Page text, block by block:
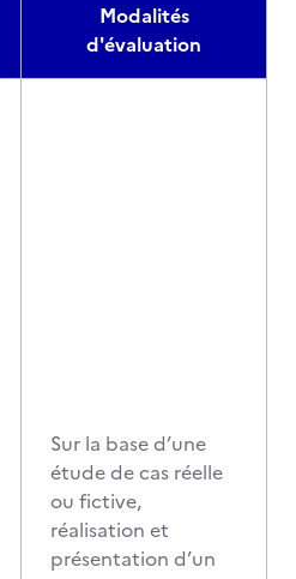
Modalités
d'évaluation
Sur la base d’une
étude de cas réelle
ou fictive,
réalisation et
présentation d’un